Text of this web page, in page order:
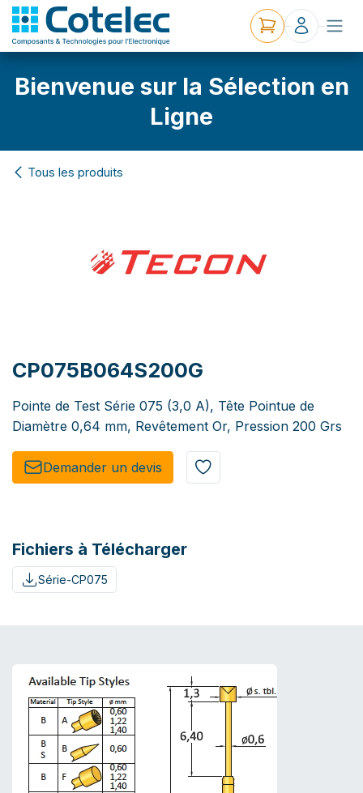
Bienvenue sur la Sélection en
Ligne
Tous les produits
CP075B064S200G
Pointe de Test Série 075 (3,0 A), Tête Pointue de
Diamètre 0,64 mm, Revêtement Or, Pression 200 Grs
Demander un de​​vis​​
Fichiers à Télécharger
Série-CP075